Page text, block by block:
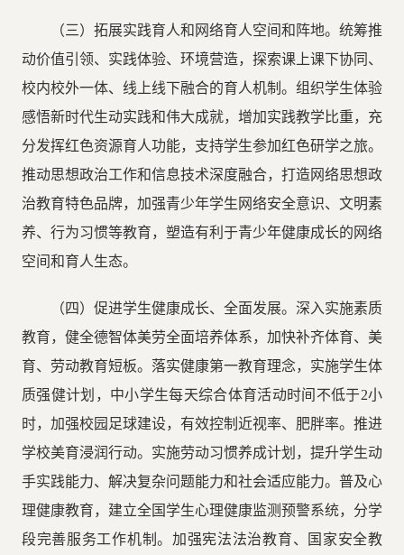
（三）拓展实践育人和网络育人空间和阵地。统筹推
动价值引领、实践体验、环境营造，探索课上课下协同、
校内校外一体、线上线下融合的育人机制。组织学生体验
感悟新时代生动实践和伟大成就，增加实践教学比重，充
分发挥红色资源育人功能，支持学生参加红色研学之旅。
推动思想政治工作和信息技术深度融合，打造网络思想政
治教育特色品牌，加强青少年学生网络安全意识、文明素
养、行为习惯等教育，塑造有利于青少年健康成长的网络
空间和育人生态。
（四）促进学生健康成长、全面发展。深入实施素质
教育，健全德智体美劳全面培养体系，加快补齐体育、美
育、劳动教育短板。落实健康第一教育理念，实施学生体
质强健计划，中小学生每天综合体育活动时间不低于2小
时，加强校园足球建设，有效控制近视率、肥胖率。推进
学校美育浸润行动。实施劳动习惯养成计划，提升学生动
手实践能力、解决复杂问题能力和社会适应能力。普及心
理健康教育，建立全国学生心理健康监测预警系统，分学
段完善服务工作机制。加强宪法法治教育、国家安全教